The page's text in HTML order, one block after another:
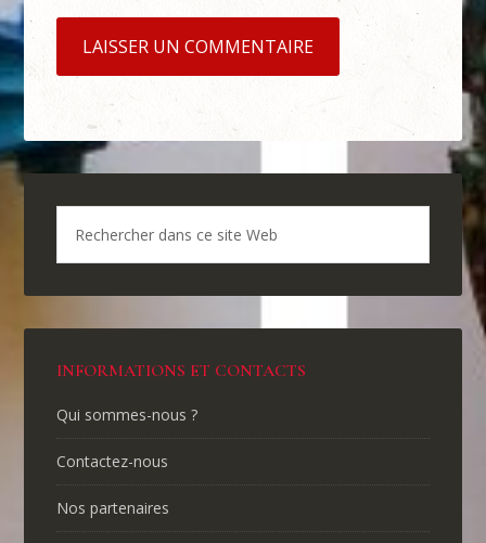
INFORMATIONS ET CONTACTS
Qui sommes-nous ?
Contactez-nous
Nos partenaires